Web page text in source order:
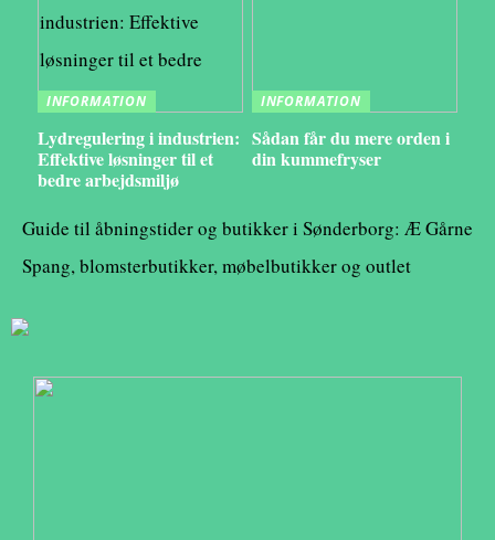
INFORMATION
Lydregulering i industrien:
Effektive løsninger til et
bedre arbejdsmiljø
INFORMATION
Sådan får du mere orden i
din kummefryser
Guide til åbningstider og butikker i Sønderborg: Æ Gårne
Spang, blomsterbutikker, møbelbutikker og outlet